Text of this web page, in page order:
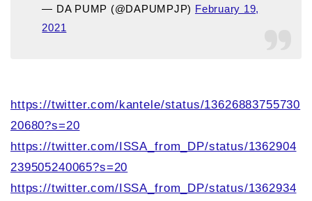
— DA PUMP (@DAPUMPJP) February 19,
2021
https://twitter.com/kantele/status/13626883755730
20680?s=20
https://twitter.com/ISSA_from_DP/status/1362904
239505240065?s=20
https://twitter.com/ISSA_from_DP/status/1362934